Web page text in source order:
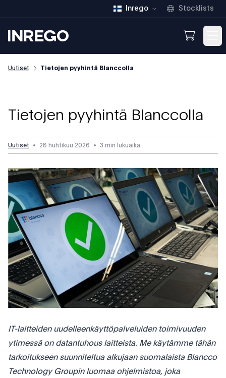
Inrego Stocklists
Inrego
Open
Uutiset Tietojen pyyhintä Blanccolla
Tietojen pyyhintä Blanccolla
Uutiset • 28 huhtikuu 2026 • 3 min lukuaika
IT-laitteiden uudelleenkäyttöpalveluiden toimivuuden
ytimessä on datantuhous laitteista. Me käytämme tähän
tarkoitukseen suunniteltua alkujaan suomalaista Blancco
Technology Groupin luomaa ohjelmistoa, joka